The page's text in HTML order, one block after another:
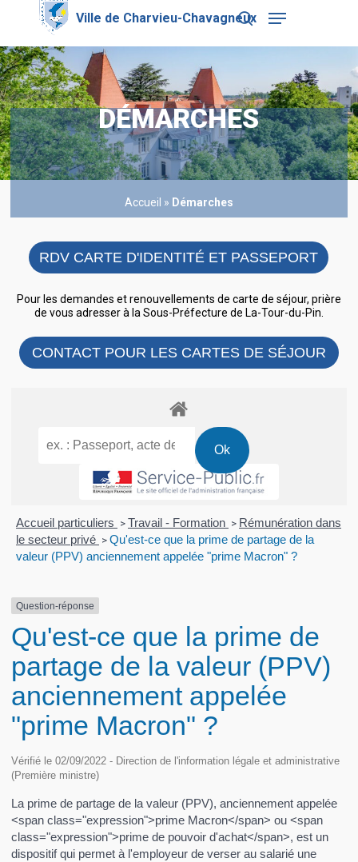
content
search
Menu
DÉMARCHES
Accueil » Démarches
RDV CARTE D'IDENTITÉ ET PASSEPORT
Pour les demandes et renouvellements de carte de séjour, prière
de vous adresser à la Sous-Préfecture de La-Tour-du-Pin.
CONTACT POUR LES CARTES DE SÉJOUR
Accueil particuliers > Travail - Formation > Rémunération dans
le secteur privé > Qu'est-ce que la prime de partage de la
valeur (PPV) anciennement appelée "prime Macron" ?
Question-réponse
Qu'est-ce que la prime de
partage de la valeur (PPV)
anciennement appelée
"prime Macron" ?
Vérifié le 02/09/2022 - Direction de l'information légale et administrative
(Première ministre)
La prime de partage de la valeur (PPV), anciennement appelée
<span class="expression">prime Macron</span> ou <span
class="expression">prime de pouvoir d'achat</span>, est un
dispositif qui permet à l'employeur de verser au salarié une
Close